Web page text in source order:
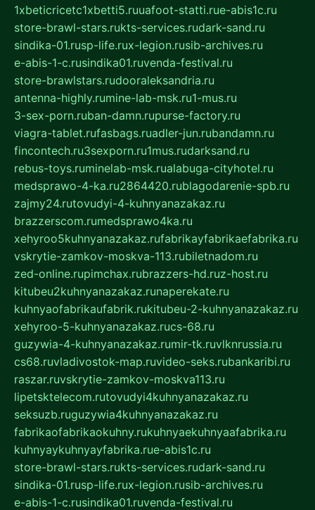
1xbeticricetc1xbetti5.ruuafoot-statti.rue-abis1c.ru
store-brawl-stars.rukts-services.rudark-sand.ru
sindika-01.rusp-life.rux-legion.rusib-archives.ru
e-abis-1-c.rusindika01.ruvenda-festival.ru
store-brawlstars.rudooraleksandria.ru
antenna-highly.rumine-lab-msk.ru1-mus.ru
3-sex-porn.ruban-damn.rupurse-factory.ru
viagra-tablet.rufasbags.ruadler-jun.rubandamn.ru
fincontech.ru3sexporn.ru1mus.rudarksand.ru
rebus-toys.ruminelab-msk.rualabuga-cityhotel.ru
medsprawo-4-ka.ru2864420.rublagodarenie-spb.ru
zajmy24.rutovudyi-4-kuhnyanazakaz.ru
brazzerscom.rumedsprawo4ka.ru
xehyroo5kuhnyanazakaz.rufabrikayfabrikaefabrika.ru
vskrytie-zamkov-moskva-113.rubiletnadom.ru
zed-online.rupimchax.rubrazzers-hd.ruz-host.ru
kitubeu2kuhnyanazakaz.runaperekate.ru
kuhnyaofabrikaufabrik.rukitubeu-2-kuhnyanazakaz.ru
xehyroo-5-kuhnyanazakaz.rucs-68.ru
guzywia-4-kuhnyanazakaz.rumir-tk.ruvlknrussia.ru
cs68.ruvladivostok-map.ruvideo-seks.rubankaribi.ru
raszar.ruvskrytie-zamkov-moskva113.ru
lipetsktelecom.rutovudyi4kuhnyanazakaz.ru
seksuzb.ruguzywia4kuhnyanazakaz.ru
fabrikaofabrikaokuhny.rukuhnyaekuhnyaafabrika.ru
kuhnyaykuhnyayfabrika.rue-abis1c.ru
store-brawl-stars.rukts-services.rudark-sand.ru
sindika-01.rusp-life.rux-legion.rusib-archives.ru
e-abis-1-c.rusindika01.ruvenda-festival.ru